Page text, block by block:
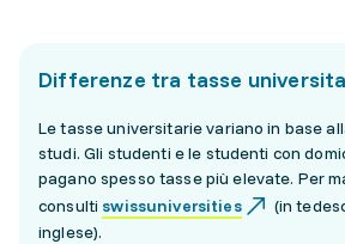
Differenze tra tasse
Le tasse universitarie variano in base
studi. Gli studenti e le studenti con
pagano spesso tasse più elevate. Per
consulti swissuniversities
(in
inglese).